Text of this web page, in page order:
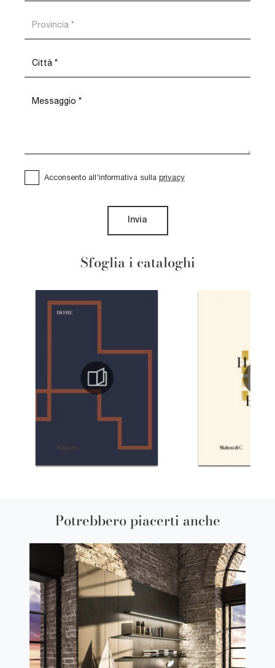
Sfoglia i cataloghi
Acconsento all'informativa sulla privacy
Invia
Potrebbero piacerti anche